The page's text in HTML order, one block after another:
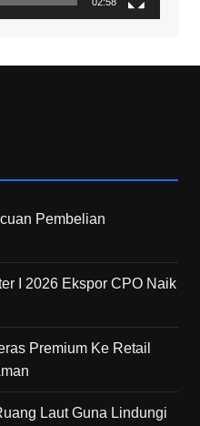
Pembelian
I 2026 Ekspor CPO Naik
Premium Ke Retail
Laut Guna Lindungi